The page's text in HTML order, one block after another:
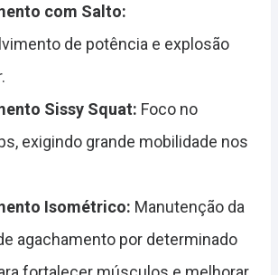
com Salto:
de potência e explosão
Sissy Squat: Foco no
exigindo grande mobilidade nos
Isométrico: Manutenção da
agachamento por determinado